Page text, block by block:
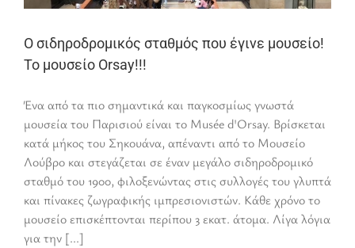
Ο σιδηροδρομικός σταθμός που έγινε μουσείο!
Το μουσείο Orsay!!!
Ένα από τα πιο σημαντικά και παγκοσμίως γνωστά
μουσεία του Παρισιού είναι το Musée d'Orsay. Βρίσκεται
κατά μήκος του Σηκουάνα, απέναντι από το Μουσείο
Λούβρο και στεγάζεται σε έναν μεγάλο σιδηροδρομικό
σταθμό του 1900, φιλοξενώντας στις συλλογές του γλυπτά
και πίνακες ζωγραφικής ιμπρεσιονιστών. Κάθε χρόνο το
μουσείο επισκέπτονται περίπου 3 εκατ. άτομα. Λίγα λόγια
για την [...]